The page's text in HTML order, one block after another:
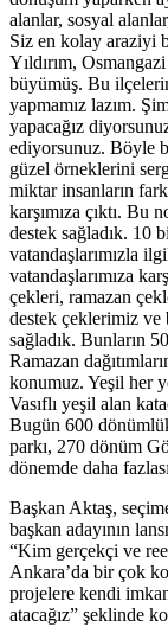
alanlar, sosyal
Siz en kolay araziyi
Yıldırım,
büyümüş. Bu
yapmamız lazım.
yapacağız
ediyorsunuz. Böyle
güzel örneklerini
miktar insanların
karşımıza çıktı. Bu
destek sağladık. 10
vatandaşlarımızla
vatandaşlarımıza
çekleri, ramazan
destek çeklerimiz
sağladık. Bunların
Ramazan
konumuz. Yeşil her
Vasıflı yeşil alan
Bugün 600
parkı, 270 dönüm
dönemde daha
Başkan Aktaş,
başkan adayının
“Kim gerçekçi ve
Ankara’da bir çok
projelere kendi
atacağız” şeklinde